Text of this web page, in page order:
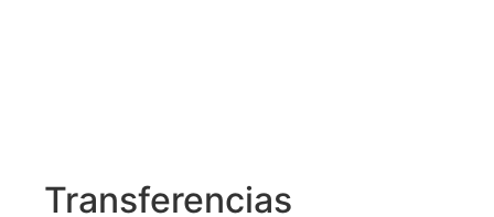
Transferencias